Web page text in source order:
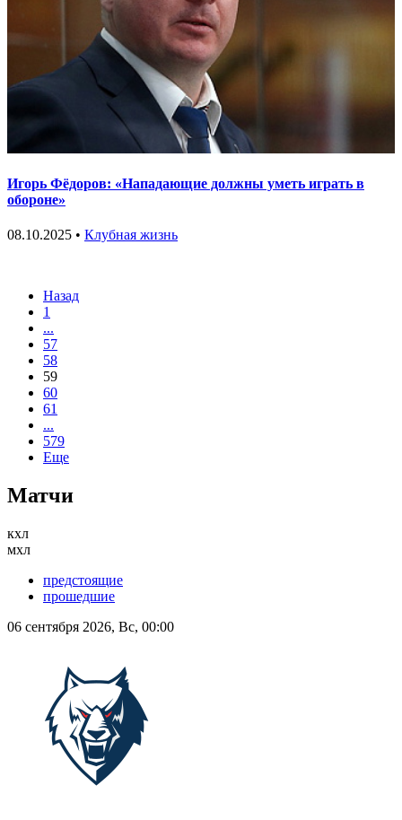
Игорь Фёдоров: «Нападающие должны уметь играть в
обороне»
08.10.2025 • Клубная жизнь
Назад
1
...
57
58
59
60
61
...
579
Еще
Матчи
кхл
мхл
предстоящие
прошедшие
06 сентября 2026, Вс, 00:00